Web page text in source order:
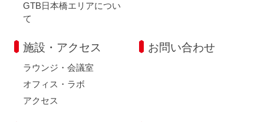
GTB日本橋エリアについ
て
施設・アクセス
ラウンジ・会議室
オフィス・ラボ
アクセス
お問い合わせ